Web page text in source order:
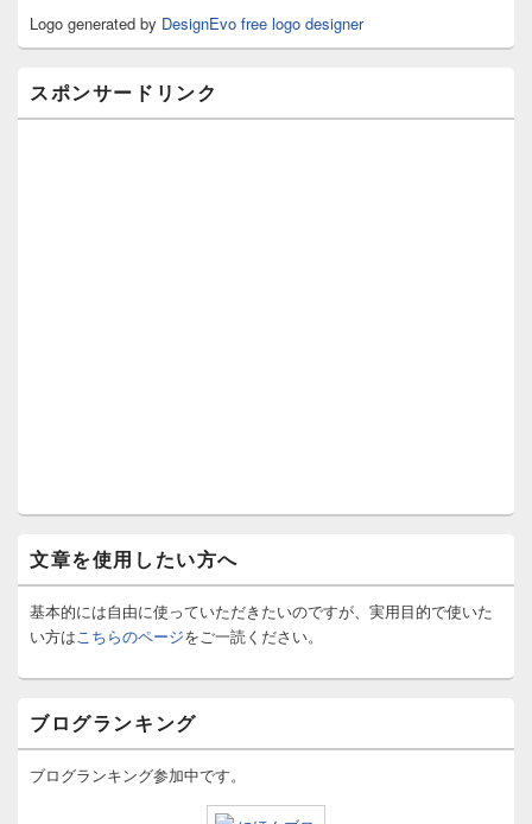
アLogo generated by DesignEvo free logo designer
スポンサードリンク
文章を使用したい方へ
基本的には自由に使っていただきたいのですが、実用目的で使いた
い方は こちらのページをご一読ください。
ブログランキング
ブログランキング参加中です。